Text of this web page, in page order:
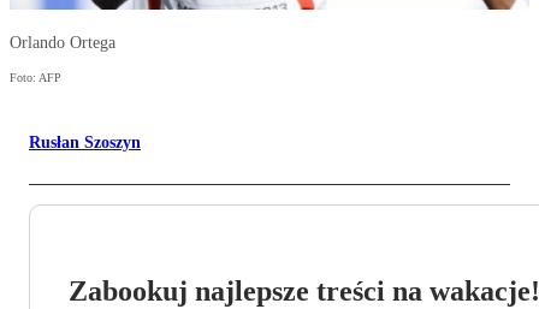
Orlando Ortega
Foto: AFP
Rusłan Szoszyn
Zabookuj najlepsze treści na wakacje!